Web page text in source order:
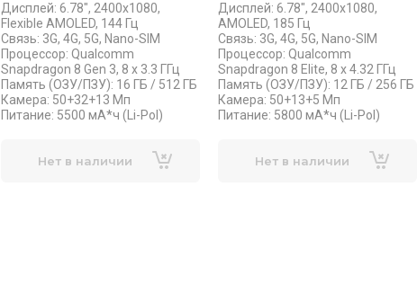
Дисплей: 6.78", 2400x1080,
Flexible AMOLED, 144 Гц
Связь: 3G, 4G, 5G, Nano-SIM
Процессор: Qualcomm
Snapdragon 8 Gen 3, 8 x 3.3 ГГц
Память (ОЗУ/ПЗУ): 16 ГБ / 512 ГБ
Камера: 50+32+13 Мп
Питание: 5500 мА*ч (Li-Pol)
Нет в наличии
Дисплей: 6.78", 2400x1080,
AMOLED, 185 Гц
Связь: 3G, 4G, 5G, Nano-SIM
Процессор: Qualcomm
Snapdragon 8 Elite, 8 x 4.32 ГГц
Память (ОЗУ/ПЗУ): 12 ГБ / 256 ГБ
Камера: 50+13+5 Мп
Питание: 5800 мА*ч (Li-Pol)
Нет в наличии